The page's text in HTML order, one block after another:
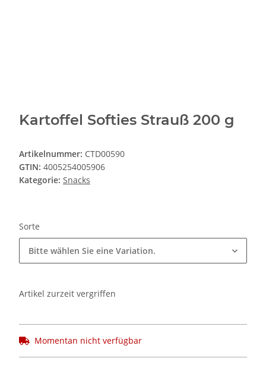
Kartoffel Softies Strauß 200 g
Artikelnummer: CTD00590
GTIN: 4005254005906
Kategorie: Snacks
Sorte
Bitte wählen Sie eine Variation.
Artikel zurzeit vergriffen
Momentan nicht verfügbar